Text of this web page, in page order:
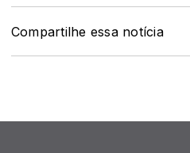
Compartilhe essa notícia